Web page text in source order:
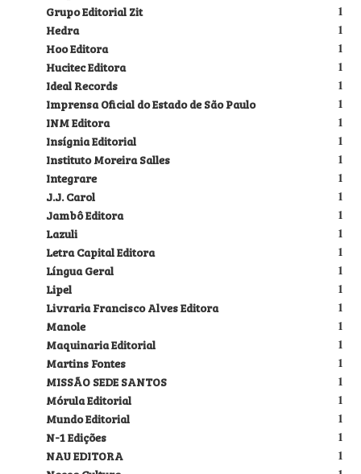
1
Grupo Editorial Zit
1
Hedra
1
Hoo Editora
1
Hucitec Editora
1
Ideal Records
1
Imprensa Oficial do Estado de São Paulo
1
INM Editora
1
Insígnia Editorial
1
Instituto Moreira Salles
1
Integrare
1
J.J. Carol
1
Jambô Editora
1
Lazuli
1
Letra Capital Editora
1
Língua Geral
1
Lipel
1
Livraria Francisco Alves Editora
1
Manole
1
Maquinaria Editorial
1
Martins Fontes
1
MISSÃO SEDE SANTOS
1
Mórula Editorial
1
Mundo Editorial
1
N-1 Edições
1
NAU EDITORA